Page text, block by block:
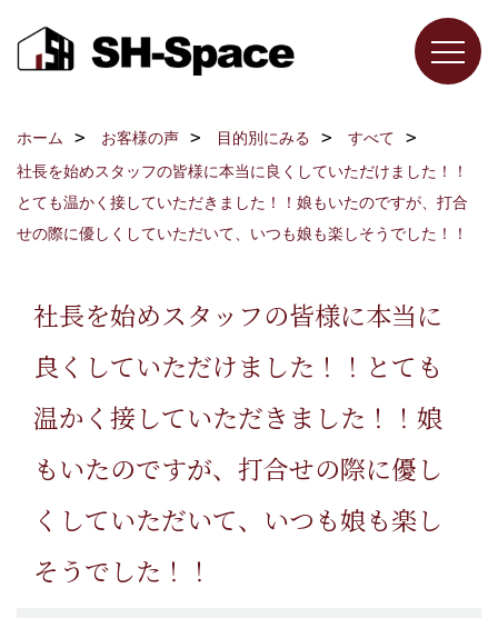
ホーム お客様の声 目的別にみる
すべて
社長を始めスタッフの皆様に本当に良くしていただけました！！
とても温かく接していただきました！！娘もいたのですが、打合
せの際に優しくしていただいて、いつも娘も楽しそうでした！！
社長を始めスタッフの皆様に本当に
良くしていただけました！！とても
温かく接していただきました！！娘
もいたのですが、打合せの際に優し
くしていただいて、いつも娘も楽し
そうでした！！